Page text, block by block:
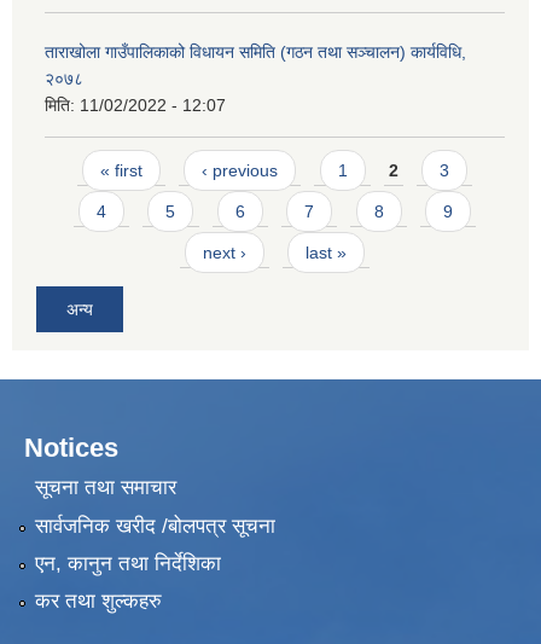
ताराखोला गाउँपालिकाको विधायन समिति (गठन तथा सञ्चालन) कार्यविधि,
२०७८
मिति: 11/02/2022 - 12:07
Pages
« first ‹ previous 1 2 3
4 5 6 7 8 9
next › last »
अन्य
Notices
सूचना तथा समाचार
सार्वजनिक खरीद /बोलपत्र सूचना
एन, कानुन तथा निर्देशिका
कर तथा शुल्कहरु